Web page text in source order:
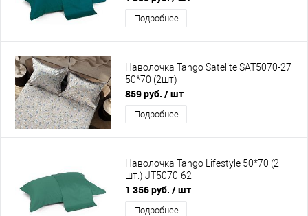
Подробнее
Наволочка Tango Satelite SAT5070-27
50*70 (2шт)
859 руб. / шт
Подробнее
Наволочка Tango Lifestyle 50*70 (2
шт.) JT5070-62
1 356 руб. / шт
Подробнее